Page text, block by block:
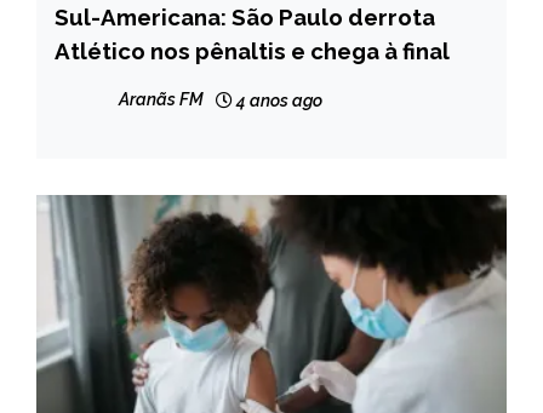
ESPORTES
NOTÍCIAS
Sul-Americana: São Paulo derrota
Atlético nos pênaltis e chega à final
Aranãs FM 4 anos ago